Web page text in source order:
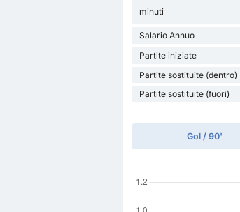
minuti
Salario Annuo
Partite iniziate
Partite sostituite (dentro)
Partite sostituite (fuori)
Gol / 90'